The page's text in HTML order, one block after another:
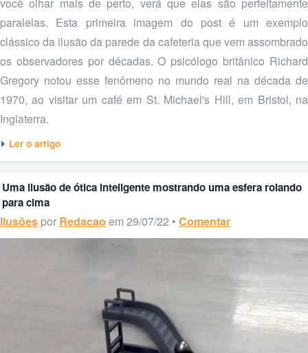
paralelas. Esta primeira imagem do post é um exemplo
clássico da ilusão da parede da cafeteria que vem assombrado
os observadores por décadas. O psicólogo britânico Richard
Gregory notou esse fenômeno no mundo real na década de
1970, ao visitar um café em St. Michael's Hill, em Bristol, na
Inglaterra.
Ler o artigo
Uma ilusão de ótica inteligente mostrando uma esfera rolando
para cima
Ilusões por Redacao em 29/07/22 • Comentar